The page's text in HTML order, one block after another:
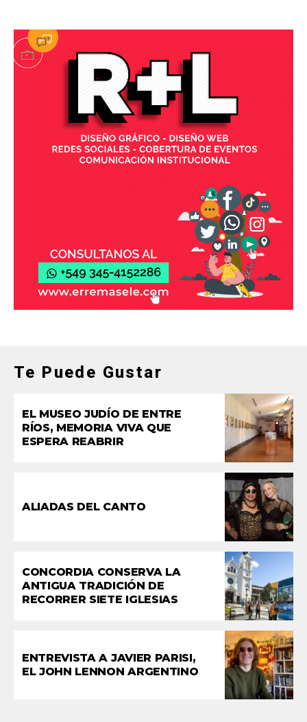
Te Puede Gustar
EL MUSEO JUDÍO DE ENTRE
RÍOS, MEMORIA VIVA QUE
ESPERA REABRIR
ALIADAS DEL CANTO
CONCORDIA CONSERVA LA
ANTIGUA TRADICIÓN DE
RECORRER SIETE IGLESIAS
ENTREVISTA A JAVIER PARISI,
EL JOHN LENNON ARGENTINO